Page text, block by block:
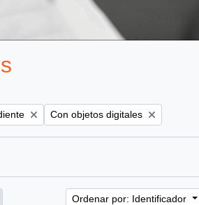
filter: Remove filter:
Con objetos digitales
Ordenar por: Identificador